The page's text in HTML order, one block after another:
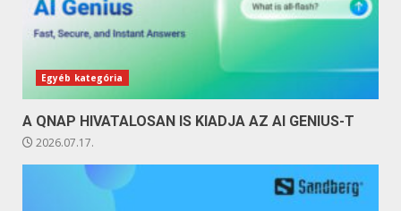
Egyéb kategória
A QNAP HIVATALOSAN IS KIADJA AZ AI GENIUS-T
2026.07.17.